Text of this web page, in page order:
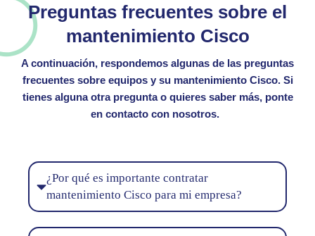
Preguntas frecuentes sobre el
mantenimiento Cisco
A continuación, respondemos algunas de las preguntas
frecuentes sobre equipos y su mantenimiento Cisco. Si
tienes alguna otra pregunta o quieres saber más, ponte
en contacto con nosotros.
¿Por qué es importante contratar
mantenimiento Cisco para mi empresa?